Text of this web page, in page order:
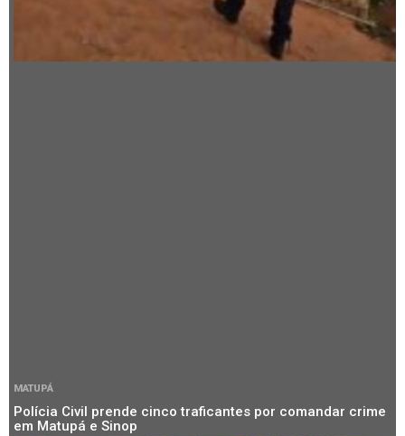
MATUPÁ
Polícia Civil prende cinco traficantes por comandar crime
em Matupá e Sinop